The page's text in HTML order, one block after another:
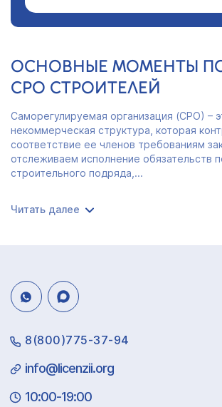
ОСНОВНЫЕ МОМЕНТЫ
СРО СТРОИТЕЛЕЙ
Саморегулируемая организация (СРО) –
некоммерческая структура, которая
соответствие ее членов требованиям
отслеживаем исполнение обязательств
строительного подряда,...
Читать далее
8(800)775-37-94
info@licenzii.org
10:00-19:00